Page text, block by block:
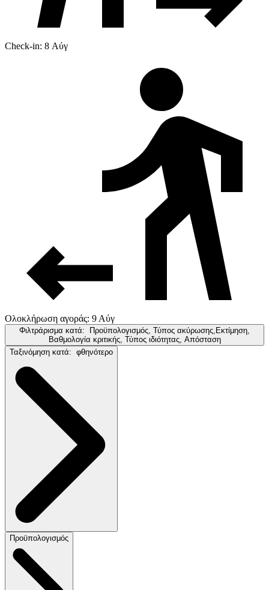
Check-in: 8 Αύγ
Ολοκλήρωση αγοράς: 9 Αύγ
Φιλτράρισμα κατά: Προϋπολογισμός, Τύπος ακύρωσης,Εκτίμηση,
Βαθμολογία κριτικής, Τύπος ιδιότητας, Απόσταση
Ταξινόμηση κατά: φθηνότερο
Προϋπολογισμός